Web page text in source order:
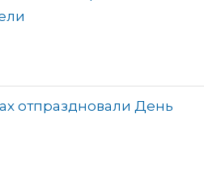
отпраздновали День